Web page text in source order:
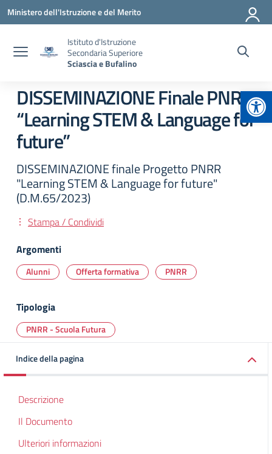
Vai ai contenuti
Vai al menu di navigazione
Vai al footer
Ministero dell'Istruzione e del Merito
Istituto d'Istruzione
Secondaria Superiore
Sciascia e Bufalino
DISSEMINAZIONE Finale PNRR
“Learning STEM & Language for
future”
DISSEMINAZIONE finale Progetto PNRR
"Learning STEM & Language for future"
(D.M.65/2023)
Stampa / Condividi
Argomenti
Alunni Offerta formativa PNRR
Tipologia
PNRR - Scuola Futura
Indice della pagina
Descrizione
Il Documento
Ulteriori informazioni